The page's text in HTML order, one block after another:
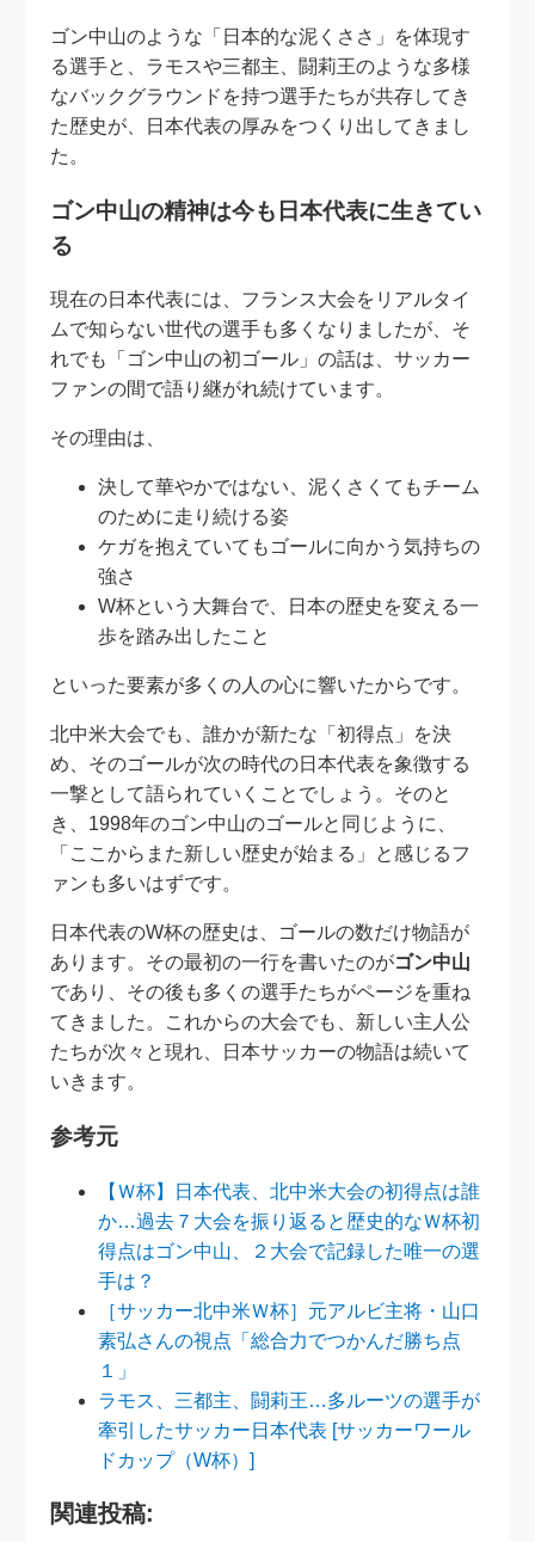
ゴン中山のような「日本的な泥くささ」を体現す
る選手と、ラモスや三都主、闘莉王のような多様
なバックグラウンドを持つ選手たちが共存してき
た歴史が、日本代表の厚みをつくり出してきまし
た。
ゴン中山の精神は今も日本代表に生きてい
る
現在の日本代表には、フランス大会をリアルタイ
ムで知らない世代の選手も多くなりましたが、そ
れでも「ゴン中山の初ゴール」の話は、サッカー
ファンの間で語り継がれ続けています。
その理由は、
決して華やかではない、泥くさくてもチーム
のために走り続ける姿
ケガを抱えていてもゴールに向かう気持ちの
強さ
W杯という大舞台で、日本の歴史を変える一
歩を踏み出したこと
といった要素が多くの人の心に響いたからです。
北中米大会でも、誰かが新たな「初得点」を決
め、そのゴールが次の時代の日本代表を象徴する
一撃として語られていくことでしょう。そのと
き、1998年のゴン中山のゴールと同じように、
「ここからまた新しい歴史が始まる」と感じるフ
ァンも多いはずです。
日本代表のW杯の歴史は、ゴールの数だけ物語が
あります。その最初の一行を書いたのがゴン中山
であり、その後も多くの選手たちがページを重ね
てきました。これからの大会でも、新しい主人公
たちが次々と現れ、日本サッカーの物語は続いて
いきます。
参考元
【Ｗ杯】日本代表、北中米大会の初得点は誰
か…過去７大会を振り返ると歴史的なＷ杯初
得点はゴン中山、２大会で記録した唯一の選
手は？
［サッカー北中米Ｗ杯］元アルビ主将・山口
素弘さんの視点「総合力でつかんだ勝ち点
１」
ラモス、三都主、闘莉王…多ルーツの選手が
牽引したサッカー日本代表 [サッカーワール
ドカップ（W杯）]
関連投稿: